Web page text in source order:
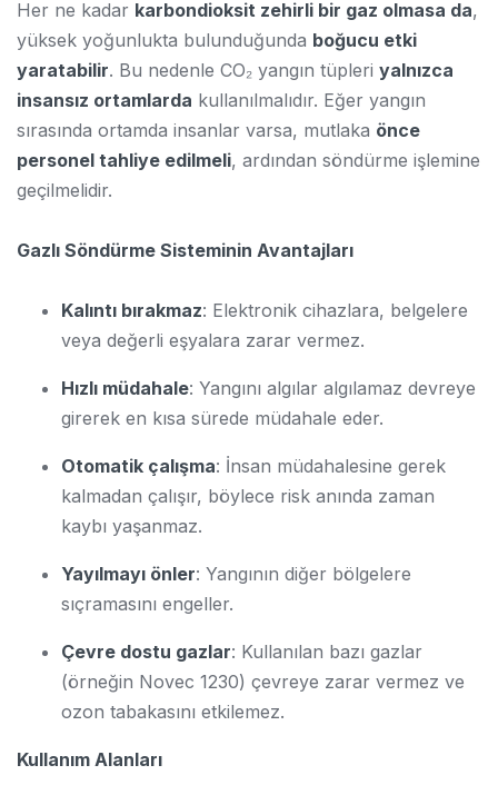
Her ne kadar karbondioksit zehirli bir gaz olmasa da,
yüksek yoğunlukta bulunduğunda boğucu etki
yaratabilir. Bu nedenle CO₂ yangın tüpleri yalnızca
insansız ortamlarda kullanılmalıdır. Eğer yangın
sırasında ortamda insanlar varsa, mutlaka önce
personel tahliye edilmeli, ardından söndürme işlemine
geçilmelidir.
Gazlı Söndürme Sisteminin Avantajları
Kalıntı bırakmaz: Elektronik cihazlara, belgelere
veya değerli eşyalara zarar vermez.
Hızlı müdahale: Yangını algılar algılamaz devreye
girerek en kısa sürede müdahale eder.
Otomatik çalışma: İnsan müdahalesine gerek
kalmadan çalışır, böylece risk anında zaman
kaybı yaşanmaz.
Yayılmayı önler: Yangının diğer bölgelere
sıçramasını engeller.
Çevre dostu gazlar: Kullanılan bazı gazlar
(örneğin Novec 1230) çevreye zarar vermez ve
ozon tabakasını etkilemez.
Kullanım Alanları